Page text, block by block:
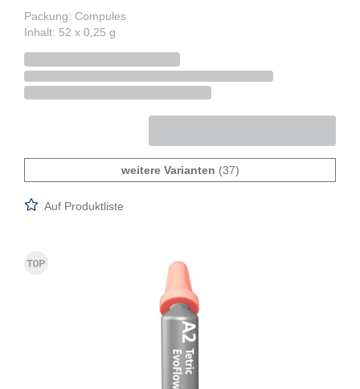
Packung: Compules
Inhalt: 52 x 0,25 g
weitere Varianten (37)
Auf Produktliste